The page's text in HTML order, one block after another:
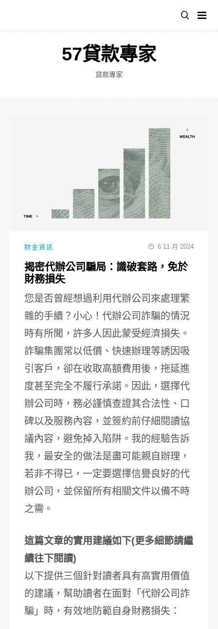
主
57貸款專家
貸款專家
財金資訊 6 11 月 2024
揭密代辦公司騙局：識破套路，免於
財務損失
您是否曾經想過利用代辦公司來處理繁
雜的手續？小心！代辦公司詐騙的情況
時有所聞，許多人因此蒙受經濟損失。
詐騙集團常以低價、快速辦理等誘因吸
引客戶，卻在收取高額費用後，拖延進
度甚至完全不履行承諾。因此，選擇代
辦公司時，務必謹慎查證其合法性、口
碑以及服務內容，並簽約前仔細閱讀協
議內容，避免掉入陷阱。我的經驗告訴
我，最安全的做法是盡可能親自辦理，
若非不得已，一定要選擇信譽良好的代
辦公司，並保留所有相關文件以備不時
之需。
這篇文章的實用建議如下(更多細節請繼
續往下閱讀)
以下提供三個針對讀者具有高實用價值
的建議，幫助讀者在面對「代辦公司詐
騙」時，有效地防範自身財務損失：